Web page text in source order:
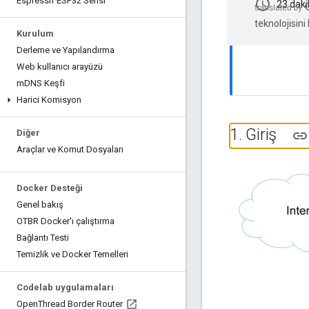
Kurulum
Derleme ve Yapılandırma
Web kullanıcı arayüzü
mDNS Keşfi
Harici Komisyon
Diğer
Araçlar ve Komut Dosyaları
Docker Desteği
Genel bakış
OTBR Docker'ı çalıştırma
Bağlantı Testi
Temizlik ve Docker Temelleri
Codelab uygulamaları
OpenThread Border Router
schedule 23
teknolojisini
1. Giriş